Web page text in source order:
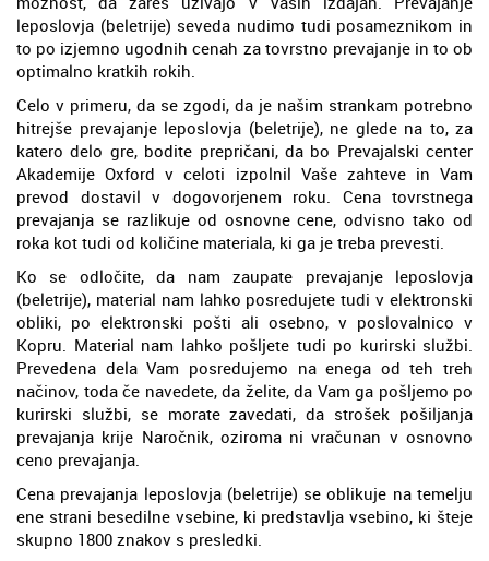
leposlovja (beletrije) seveda nudimo tudi posameznikom in
to po izjemno ugodnih cenah za tovrstno prevajanje in to ob
optimalno kratkih rokih.
Celo v primeru, da se zgodi, da je našim strankam potrebno
hitrejše prevajanje leposlovja (beletrije), ne glede na to, za
katero delo gre, bodite prepričani, da bo Prevajalski center
Akademije Oxford v celoti izpolnil Vaše zahteve in Vam
prevod dostavil v dogovorjenem roku. Cena tovrstnega
prevajanja se razlikuje od osnovne cene, odvisno tako od
roka kot tudi od količine materiala, ki ga je treba prevesti.
Ko se odločite, da nam zaupate prevajanje leposlovja
(beletrije), material nam lahko posredujete tudi v elektronski
obliki, po elektronski pošti ali osebno, v poslovalnico v
Kopru. Material nam lahko pošljete tudi po kurirski službi.
Prevedena dela Vam posredujemo na enega od teh treh
načinov, toda če navedete, da želite, da Vam ga pošljemo po
kurirski službi, se morate zavedati, da strošek pošiljanja
prevajanja krije Naročnik, oziroma ni vračunan v osnovno
ceno prevajanja.
Cena prevajanja leposlovja (beletrije) se oblikuje na temelju
ene strani besedilne vsebine, ki predstavlja vsebino, ki šteje
skupno 1800 znakov s presledki.